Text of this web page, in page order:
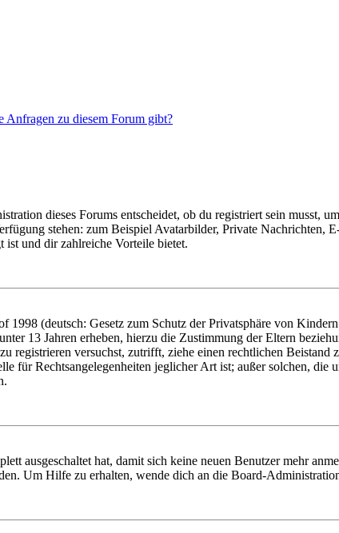
Anfragen zu diesem Forum gibt?
dieses Forums entscheidet, ob du registriert sein musst,
stehen: zum Beispiel Avatarbilder, Private Nachrichten,
ist und dir zahlreiche Vorteile bietet.
1998 (deutsch: Gesetz zum Schutz der Privatsphäre von
13 Jahren erheben, hierzu die Zustimmung der Eltern
registrieren versuchst, zutrifft, ziehe einen rechtlichen
für Rechtsangelegenheiten jeglicher Art ist; außer solchen,
ausgeschaltet hat, damit sich keine neuen Benutzer mehr
Um Hilfe zu erhalten, wende dich an die Board-